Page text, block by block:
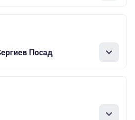
Посад